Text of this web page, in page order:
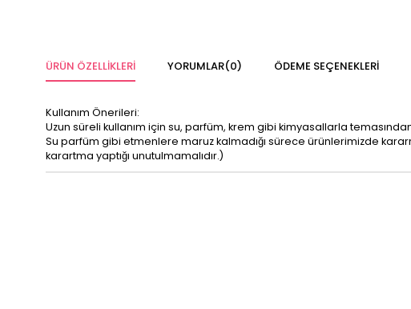
ÜRÜN ÖZELLIKLERI YORUMLAR(0) ÖDEME SEÇENEKLERI
Kullanım Önerileri:
Uzun süreli kullanım için su, parfüm, krem gibi kimyasallarla temasından
Su parfüm gibi etmenlere maruz kalmadığı sürece ürünlerimizde
karartma yaptığı unutulmamalıdır.)